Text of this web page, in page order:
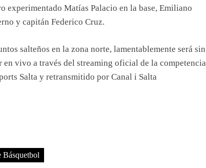
experimentado Matías Palacio en la base, Emiliano
y capitán Federico Cruz.
salteños en la zona norte, lamentablemente será sin
vivo a través del streaming oficial de la competencia
Salta y retransmitido por Canal i Salta
Básquetbol